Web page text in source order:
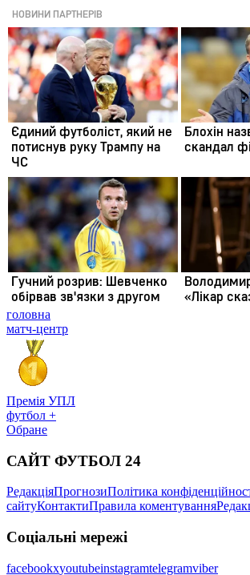
головна
матч-центр
Премія УПЛ
футбол +
Обране
САЙТ ФУТБОЛ 24
РедакціяПрогнозиПолітика
сайтуКонтактиПравила коментування
Соціальні мережі
facebookxyoutubeinstagramtelegramviber